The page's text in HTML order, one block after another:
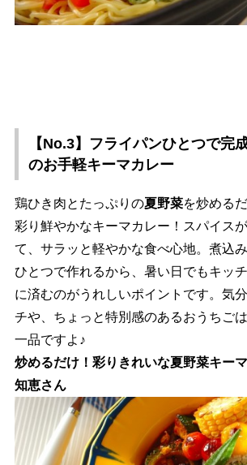
【No.3】フライパンひとつで完
のお手軽キーマカレー
鶏ひき肉とたっぷりの夏野菜を炒める
彩り鮮やかなキーマカレー！スパイス
て、サラッと軽やかな食べ心地。煮込
ひとつで作れるから、暑い日でもキッ
に済むのがうれしいポイントです。気
チや、ちょっと特別感のあるおうちご
一品ですよ♪
炒めるだけ！彩りきれいな夏野菜キー
知恵さん